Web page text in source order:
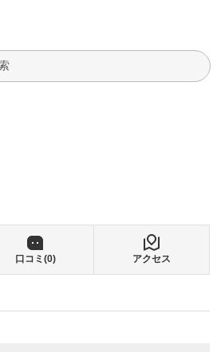
口コミ(0) アクセス